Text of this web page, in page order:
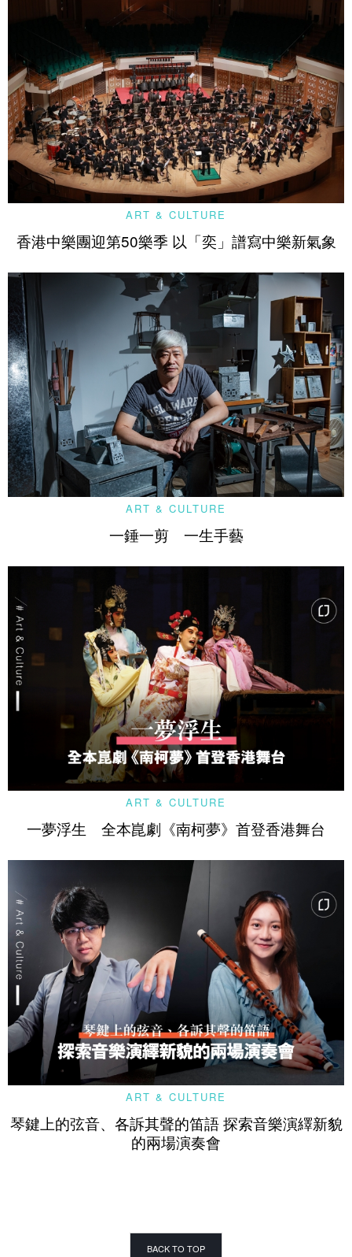
ART & CULTURE
香港中樂團迎第50樂季 以「奕」譜寫中樂新氣象
ART & CULTURE
一錘一剪 一生手藝
ART & CULTURE
一夢浮生 全本崑劇《南柯夢》首登香港舞台
ART & CULTURE
琴鍵上的弦音、各訴其聲的笛語 探索音樂演繹新貌
的兩場演奏會
BACK TO TOP